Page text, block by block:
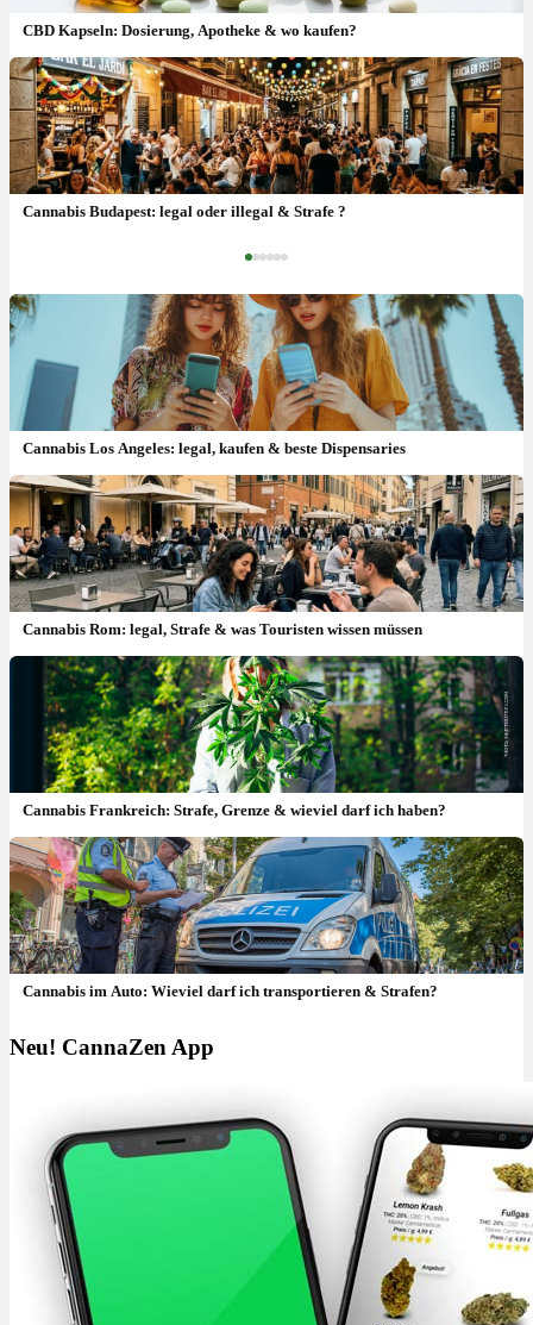
CBD Kapseln: Dosierung, Apotheke & wo kaufen?
Cannabis Budapest: legal oder illegal & Strafe ?
Cannabis Brandenburg: Gesetz & was ist erlaubt?
Cannabis Los Angeles: legal, kaufen & beste Dispensaries
Cannabis Rom: legal, Strafe & was Touristen wissen müssen
Cannabis Frankreich: Strafe, Grenze & wieviel darf ich haben?
Cannabis im Auto: Wieviel darf ich transportieren & Strafen?
Neu! CannaZen App